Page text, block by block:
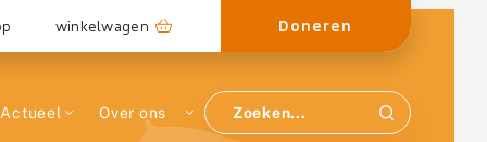
winkelwagen Doneren
Actueel Over ons